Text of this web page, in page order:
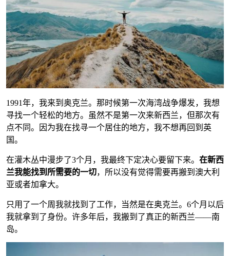
1991年，我来到奥克兰。那时候第一次海湾战争爆发，我想
寻找一个轻松的地方。虽然不是第一次来新西兰，但那次有
点不同。因为我在找寻一个居住的地方，我不想再回到英
国。
在灌木丛中漫步了3个月，我最终下定决心要留下来。 在新西
兰我能找到所需要的一切，所以没有觉得需要再搬到澳大利
亚或者加拿大。
只用了一个周我就找到了工作，当然是在奥克兰。6个月以后
我就拿到了身份。许多年后，我搬到了真正的新西兰——南
岛。